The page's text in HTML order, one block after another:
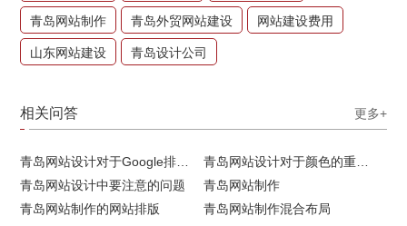
青岛网站制作 青岛外贸网站建设 网站建设费用
山东网站建设 青岛设计公司
相关问答 更多+
青岛网站设计中要注意的问题
青岛网站制作
青岛网站制作的网站排版
青岛网站制作混合布局